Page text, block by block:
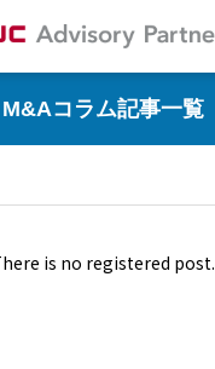
M&Aコラム記事一覧
is no registered post.